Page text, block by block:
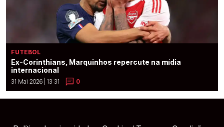
FUTEBOL
Ex-Corinthians, Marquinhos repercute na mídia
internacional
31 Mai 2026 | 13:31 0